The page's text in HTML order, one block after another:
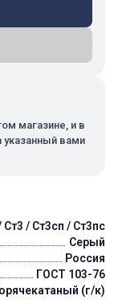
Ст3 / Ст3сп / Ст3пс
Серый
Россия
ГОСТ 103-76
(г/к)
магазине, и в
указанный вами